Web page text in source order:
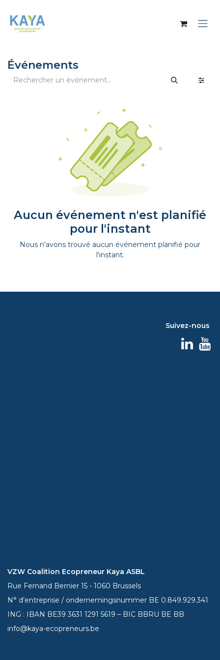
Événements
Aucun événement n'est planifié
pour l'instant
Nous n'avons trouvé aucun événement planifié pour
l'instant.
Suivez-nous
VZW Coalition Ecopreneur Kaya ASBL
Rue Fernand Bernier 15 - 1060 Brussels
N° d’entreprise / ondernemingsnummer BE 0.849.929.341
ING : IBAN BE393631 1291 5619 – BIC BBRU BE BB
info@kaya-ecopreneurs.be